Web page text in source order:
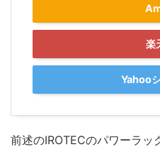
楽
Yahoo
前述のIROTECのパワーラ